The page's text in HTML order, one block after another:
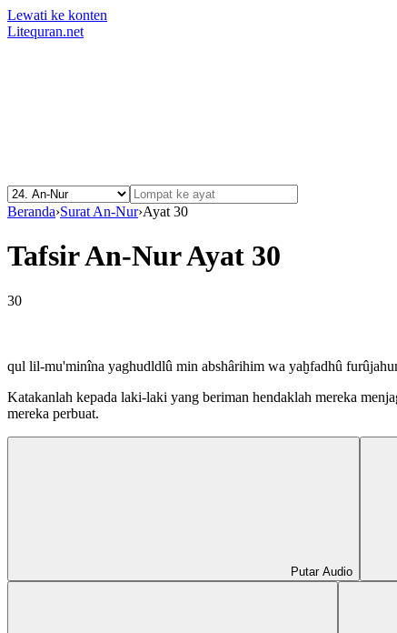
Lewati ke konten
Litequran.net
Beranda›Surat An-Nur›Ayat 30
Tafsir An-Nur Ayat 30
30
qul lil-mu'minîna yaghudldlû min abshârihim wa yaḫfadhû
Katakanlah kepada laki-laki yang beriman hendaklah mereka
mereka perbuat.
Putar Audio